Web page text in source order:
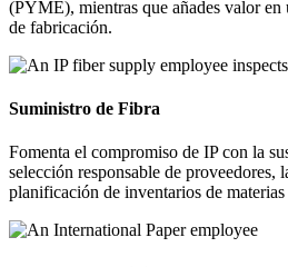
(PYME), mientras que añades valor en
de fabricación.
Suministro de Fibra
Fomenta el compromiso de IP con la
selección responsable de proveedores,
planificación de inventarios de